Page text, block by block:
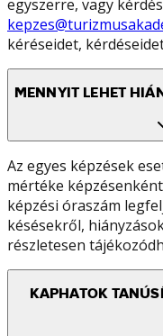
egyszerre, vagy
kéréseidet,
MENNYIT LEHET
Az egyes képzések
mértéke
képzési óraszám
késésekről,
részletesen
KAPHATOK